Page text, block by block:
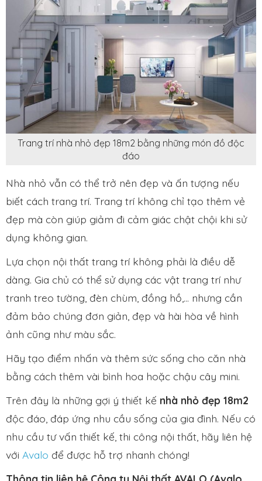
Trang trí nhà nhỏ đẹp 18m2 bằng những món đồ độc
đáo
Nhà nhỏ vẫn có thể trở nên đẹp và ấn tượng nếu
biết cách trang trí. Trang trí không chỉ tạo thêm vẻ
đẹp mà còn giúp giảm đi cảm giác chật chội khi sử
dụng không gian.
Lựa chọn nội thất trang trí không phải là điều dễ
dàng. Gia chủ có thể sử dụng các vật trang trí như
tranh treo tường, đèn chùm, đồng hồ,… nhưng cần
đảm bảo chúng đơn giản, đẹp và hài hòa về hình
ảnh cũng như màu sắc.
Hãy tạo điểm nhấn và thêm sức sống cho căn nhà
bằng cách thêm vài bình hoa hoặc chậu cây mini.
Trên đây là những gợi ý thiết kế nhà nhỏ đẹp 18m2
độc đáo, đáp ứng nhu cầu sống của gia đình. Nếu có
nhu cầu tư vấn thiết kế, thi công nội thất, hãy liên hệ
với Avalo để được hỗ trợ nhanh chóng!